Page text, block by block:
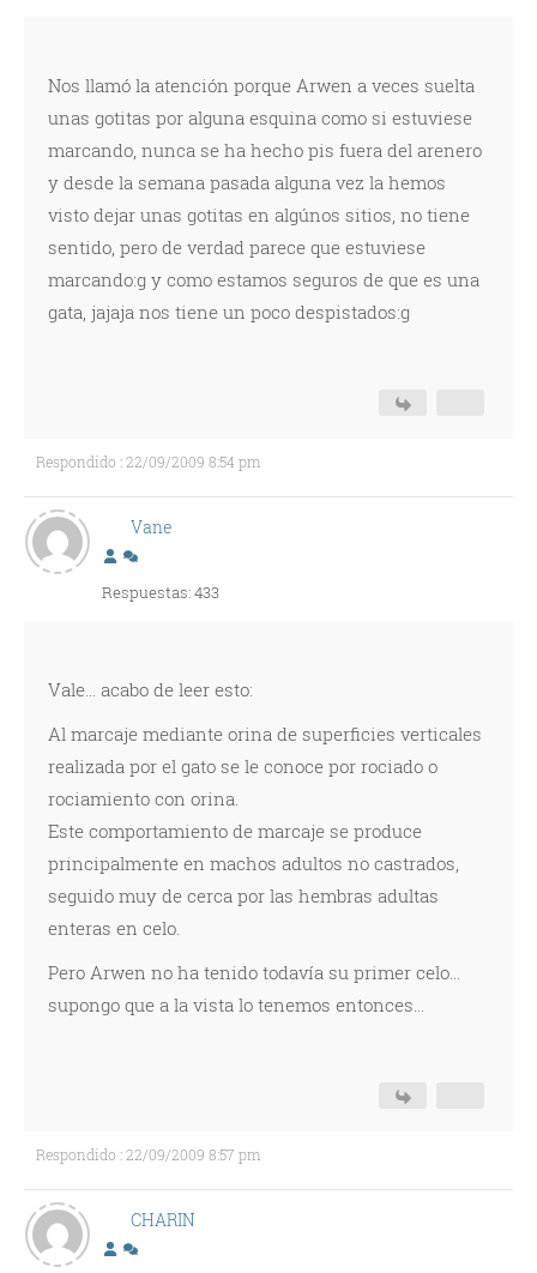
Nos llamó la atención porque Arwen a veces suelta
unas gotitas por alguna esquina como si estuviese
marcando, nunca se ha hecho pis fuera del arenero
y desde la semana pasada alguna vez la hemos
visto dejar unas gotitas en algúnos sitios, no tiene
sentido, pero de verdad parece que estuviese
marcando:g y como estamos seguros de que es una
gata, jajaja nos tiene un poco despistados:g
Respondido : 22/09/2009 8:54 pm
Vane
Respuestas: 433
Vale... acabo de leer esto:
Al marcaje mediante orina de superficies verticales
realizada por el gato se le conoce por rociado o
rociamiento con orina.
Este comportamiento de marcaje se produce
principalmente en machos adultos no castrados,
seguido muy de cerca por las hembras adultas
enteras en celo.
Pero Arwen no ha tenido todavía su primer celo...
supongo que a la vista lo tenemos entonces...
Respondido : 22/09/2009 8:57 pm
CHARIN